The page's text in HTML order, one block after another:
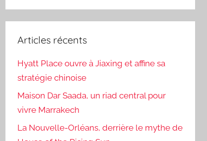
Articles récents
Hyatt Place ouvre à Jiaxing et affine sa
stratégie chinoise
Maison Dar Saada, un riad central pour
vivre Marrakech
La Nouvelle-Orléans, derrière le mythe de